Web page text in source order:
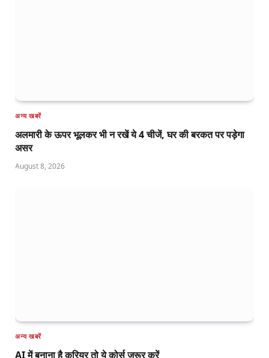
अन्य खबरें
अलमारी के ऊपर भूलकर भी न रखें ये 4 चीजें, घर की बरकत पर पड़ेगा
असर
August 8, 2026
अन्य खबरें
AI में बनाना है करियर तो ये कोर्स जरूर करें